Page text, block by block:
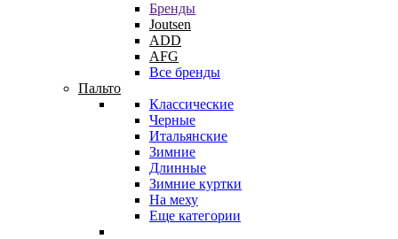
Бренды
Joutsen
ADD
AFG
Все бренды
Пальто
Классические
Черные
Итальянские
Зимние
Длинные
Зимние куртки
На меху
Еще категории